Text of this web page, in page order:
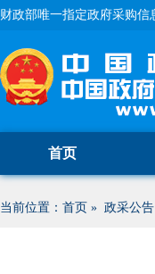
财政部唯一指定政府采购
首页
当前位置： 首页 » 政采公告